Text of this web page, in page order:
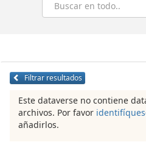
Filtrar resultados
Este dataverse no contiene
archivos. Por favor
añadirlos.